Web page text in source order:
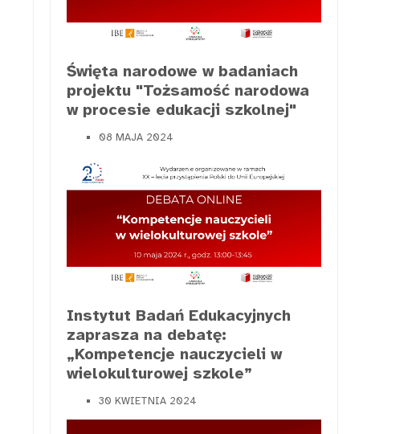
Święta narodowe w badaniach
projektu "Tożsamość narodowa
w procesie edukacji szkolnej"
08 MAJA 2024
Instytut Badań Edukacyjnych
zaprasza na debatę:
„Kompetencje nauczycieli w
wielokulturowej szkole”
30 KWIETNIA 2024